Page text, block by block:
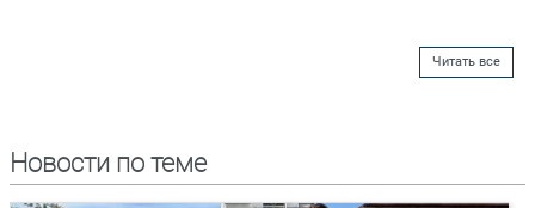
Читать все
Новости по теме